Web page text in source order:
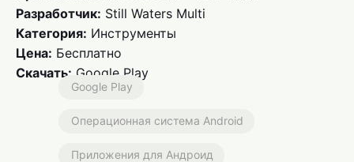
Разработчик: Still Waters Multi
Категория: Инструменты
Цена: Бесплатно
Скачать: Google Play
Google Play
Операционная система Android
Приложения для Андроид